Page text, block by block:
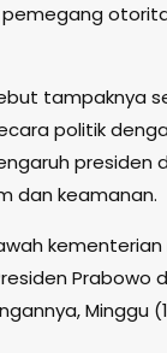
tampaknya
politik
presiden
dan keamanan.
Prabowo
Minggu